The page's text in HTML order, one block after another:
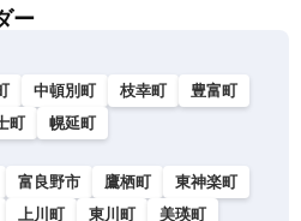
ー
中頓別町 枝幸町
豊富町
町 幌延町
富良野市 鷹栖町
東神楽町
上川町 東川町
美瑛町